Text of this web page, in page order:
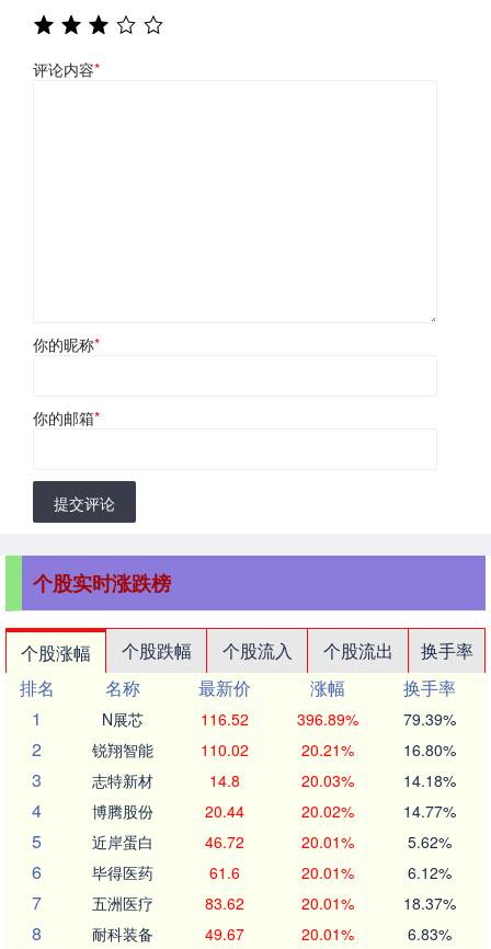
评论内容*
你的昵称*
你的邮箱*
提交评论
个股实时涨跌榜
个股涨幅 个股跌幅 个股流入 个股流出
换手率
排名
名称 最新价 涨幅
换手率
1
N展芯 116.52 396.89% 79.39%
2 锐翔智能 110.02 20.21% 16.80%
3 志特新材 14.8 20.03% 14.18%
4 博腾股份 20.44 20.02% 14.77%
5 近岸蛋白 46.72 20.01% 5.62%
6 毕得医药 61.6 20.01% 6.12%
7 五洲医疗 83.62 20.01% 18.37%
8 耐科装备 49.67 20.01% 6.83%